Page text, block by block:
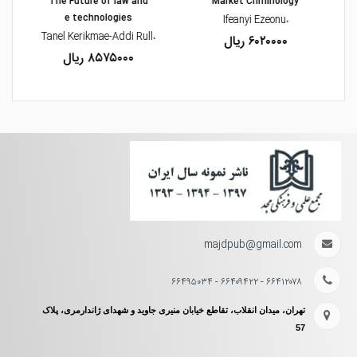
،Ifeanyi Ezeonu
۶۰۲۰۰۰۰ ریال
e technologies
،Tanel Kerikmae-Addi Rull
۸۵۷۵۰۰۰ ریال
majdpub@gmail.com
۶۶۴۱۲۰۷۸ - ۶۶۴۰۹۴۲۲ - ۶۶۴۹۵۰۳۴
تهران، میدان انقلاب، تقاطع خیابان منیری جاوید و شهدای ژاندارمری، پلاک
57